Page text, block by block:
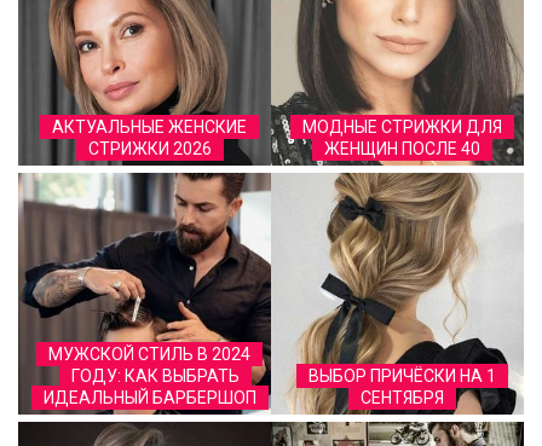
АКТУАЛЬНЫЕ ЖЕНСКИЕ
СТРИЖКИ 2026
МОДНЫЕ СТРИЖКИ ДЛЯ
ЖЕНЩИН ПОСЛЕ 40
МУЖСКОЙ СТИЛЬ В 2024
ГОДУ: КАК ВЫБРАТЬ
ИДЕАЛЬНЫЙ БАРБЕРШОП
ВЫБОР ПРИЧЁСКИ НА 1
СЕНТЯБРЯ